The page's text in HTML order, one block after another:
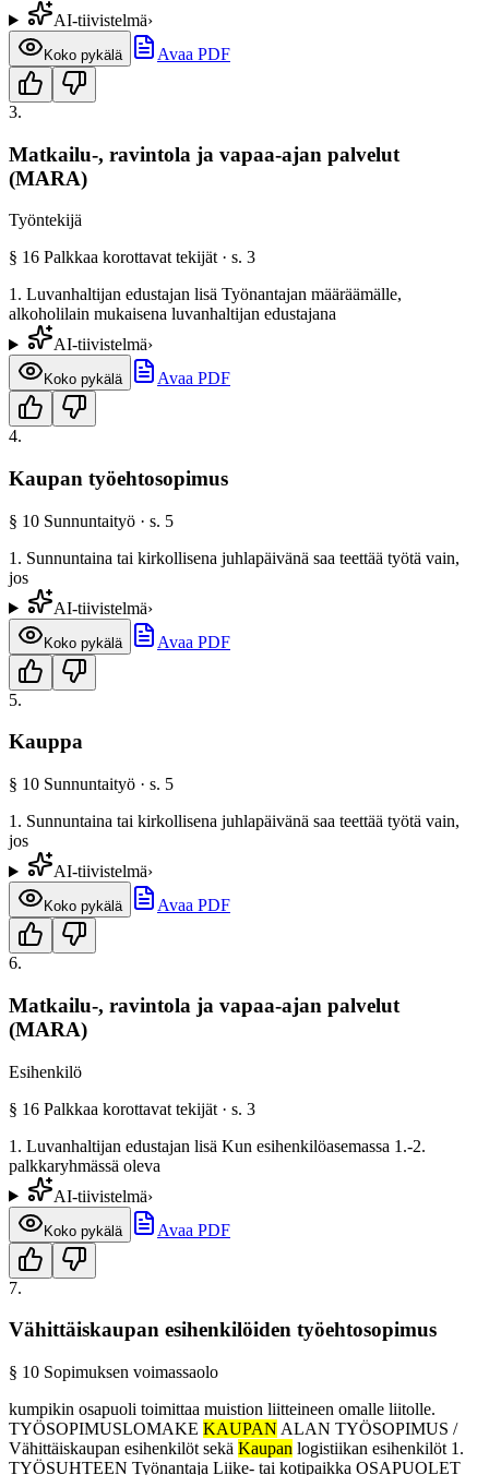
AI-tiivistelmä›
Koko pykälä Avaa PDF
3.
Matkailu-, ravintola ja vapaa-ajan palvelut
(MARA)
Työntekijä
§ 16 Palkkaa korottavat tekijät · s. 3
1. Luvanhaltijan edustajan lisä Työnantajan määräämälle,
alkoholilain mukaisena luvanhaltijan edustajana
AI-tiivistelmä›
Koko pykälä Avaa PDF
4.
Kaupan työehtosopimus
§ 10 Sunnuntaityö · s. 5
1. Sunnuntaina tai kirkollisena juhlapäivänä saa teettää työtä vain,
jos
AI-tiivistelmä›
Koko pykälä Avaa PDF
5.
Kauppa
§ 10 Sunnuntaityö · s. 5
1. Sunnuntaina tai kirkollisena juhlapäivänä saa teettää työtä vain,
jos
AI-tiivistelmä›
Koko pykälä Avaa PDF
6.
Matkailu-, ravintola ja vapaa-ajan palvelut
(MARA)
Esihenkilö
§ 16 Palkkaa korottavat tekijät · s. 3
1. Luvanhaltijan edustajan lisä Kun esihenkilöasemassa 1.-2.
palkkaryhmässä oleva
AI-tiivistelmä›
Koko pykälä Avaa PDF
7.
Vähittäiskaupan esihenkilöiden työehtosopimus
§ 10 Sopimuksen voimassaolo
kumpikin osapuoli toimittaa muistion liitteineen omalle liitolle.
TYÖSOPIMUSLOMAKE KAUPAN ALAN TYÖSOPIMUS /
Vähittäiskaupan esihenkilöt sekä Kaupan logistiikan esihenkilöt 1.
TYÖSUHTEEN Työnantaja Liike- tai kotipaikka OSAPUOLET